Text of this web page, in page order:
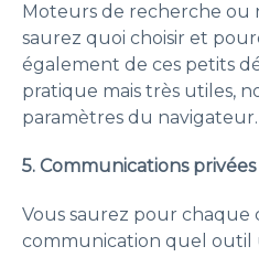
Moteurs de recherche ou
saurez quoi choisir et
également de ces petits
pratique mais très utiles,
paramètres du
5. Communications
Vous saurez pour chaque
communication quel outil